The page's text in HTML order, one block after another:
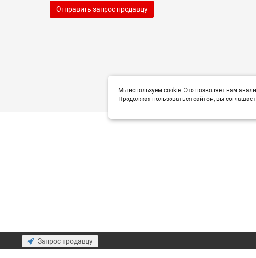
Отправить запрос продавцу
Мы используем cookie. Это позволяет нам
Продолжая пользоваться сайтом, вы
Запрос продавцу